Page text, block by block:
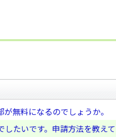
無料になるのでしょうか。
したいです。申請方法を教え